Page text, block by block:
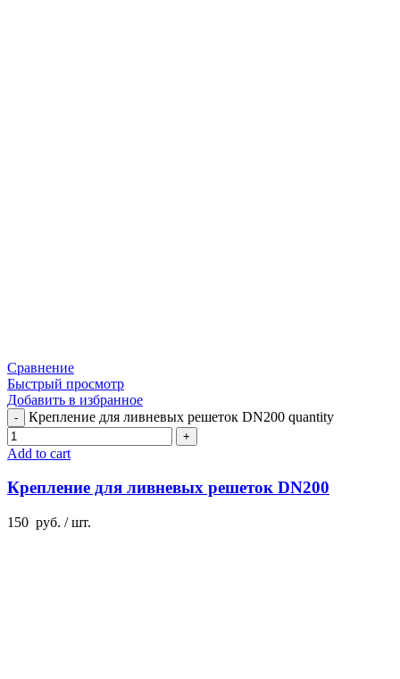
Сравнение
Быстрый просмотр
Добавить в избранное
Крепление для ливневых решеток DN200 quantity
Add to cart
Крепление для ливневых решеток DN200
150 руб. / шт.